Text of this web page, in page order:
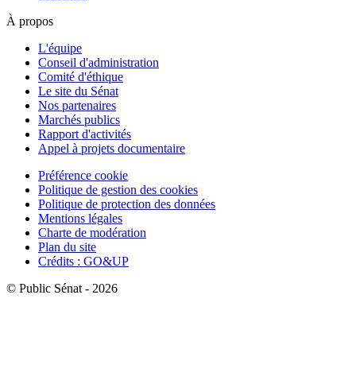
À propos
L'équipe
Conseil d'administration
Comité d'éthique
Le site du Sénat
Nos partenaires
Marchés publics
Rapport d'activités
Appel à projets documentaire
Préférence cookie
Politique de gestion des cookies
Politique de protection des données
Mentions légales
Charte de modération
Plan du site
Crédits : GO&UP
© Public Sénat - 2026